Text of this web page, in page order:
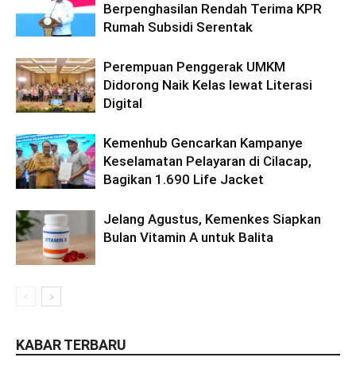
Berpenghasilan Rendah Terima KPR
Rumah Subsidi Serentak
Perempuan Penggerak UMKM
Didorong Naik Kelas lewat Literasi
Digital
Kemenhub Gencarkan Kampanye
Keselamatan Pelayaran di Cilacap,
Bagikan 1.690 Life Jacket
Jelang Agustus, Kemenkes Siapkan
Bulan Vitamin A untuk Balita
KABAR TERBARU